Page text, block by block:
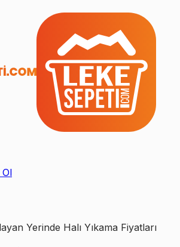
Yerinde Halı Yıkama Fiyatları